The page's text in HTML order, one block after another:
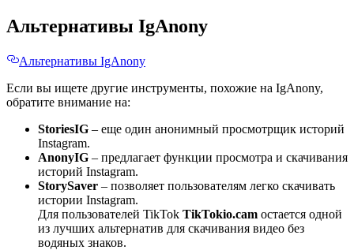
Альтернативы IgAnony
Альтернативы IgAnony
Если вы ищете другие инструменты, похожие на IgAnony,
обратите внимание на:
StoriesIG – еще один анонимный просмотрщик историй
Instagram.
AnonyIG – предлагает функции просмотра и скачивания
историй Instagram.
StorySaver – позволяет пользователям легко скачивать
истории Instagram.
Для пользователей TikTok TikTokio.cam остается одной
из лучших альтернатив для скачивания видео без
водяных знаков.